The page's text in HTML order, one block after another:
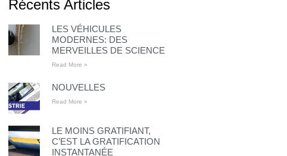
Récents Articles
LES VÉHICULES
MODERNES: DES
MERVEILLES DE SCIENCE
Read More »
NOUVELLES
Read More »
LE MOINS GRATIFIANT,
C’EST LA GRATIFICATION
INSTANTANÉE